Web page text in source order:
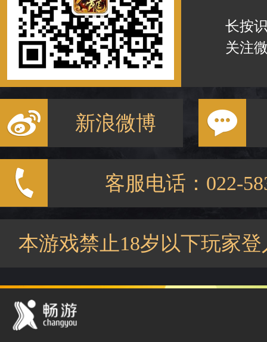
长按
关注
新浪微博
客服电话：022-
本游戏禁止18岁以下玩家